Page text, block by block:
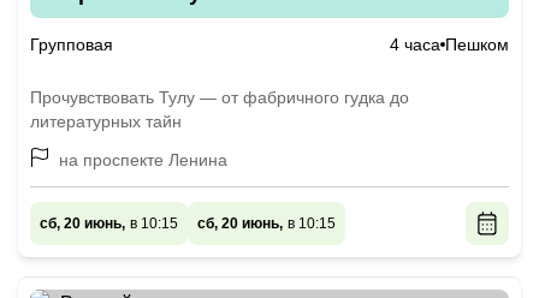
Групповая 4 часа Пешком
Прочувствовать Тулу — от фабричного гудка до
литературных тайн
на проспекте Ленина
сб, 20 июнь, в 10:15 сб, 20 июнь, в 10:15